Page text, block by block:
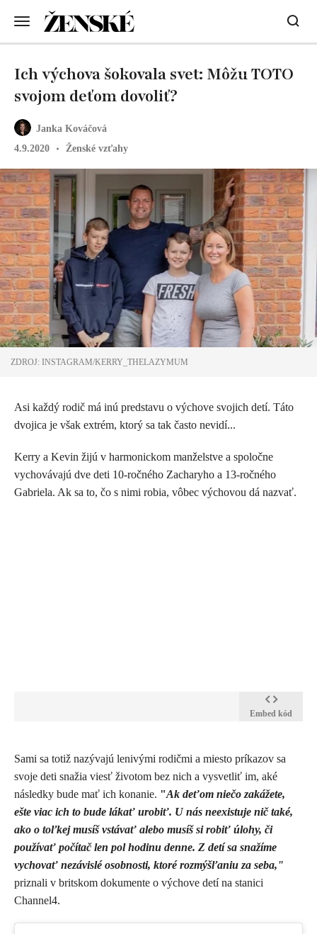
Janka Kováčová
4.9.2020
Ženské vzťahy
Ich výchova šokovala svet: Môžu TOTO
svojom deťom dovoliť?
ZDROJ: INSTAGRAM/KERRY_THELAZYMUM
Asi každý rodič má inú predstavu o výchove svojich detí. Táto
dvojica je však extrém, ktorý sa tak často nevidí...
Kerry a Kevin žijú v harmonickom manželstve a spoločne
vychovávajú dve deti 10-ročného Zacharyho a 13-ročného
Gabriela. Ak sa to, čo s nimi robia, vôbec výchovou dá nazvať.
Embed kód
​Sami sa totiž nazývajú lenivými rodičmi a miesto príkazov sa
svoje deti snažia viesť životom bez nich a vysvetliť im, aké
následky bude mať ich konanie. "Ak deťom niečo zakážete,
ešte viac ich to bude lákať urobiť. U nás neexistuje nič také,
ako o toľkej musíš vstávať alebo musíš si robiť úlohy, či
používať počítač len pol hodinu denne. Z detí sa snažíme
vychovať nezávislé osobnosti, ktoré rozmýšľaniu za seba,"
priznali v britskom dokumente o výchove detí na stanici
Channel4.